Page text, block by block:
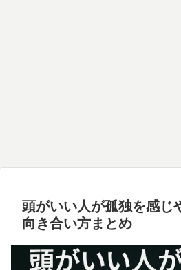
頭がいい人が孤独を感じ
向き合い方まとめ